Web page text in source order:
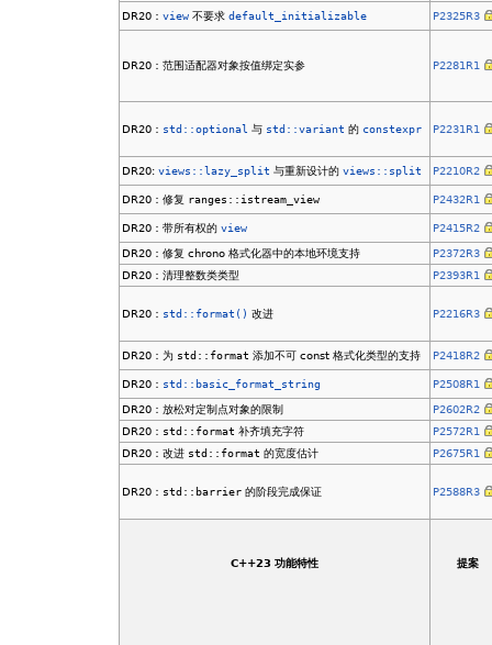
DR20：view 不要求default_initializable P2325R3
DR20：范围适配器对象按值绑定实参 P2281R1
DR20： std::optional 与 std::variant 的 constexpr P2231R1
DR20:views::lazy_split 与重新设计的views::split P2210R2
DR20：修复 ranges::istream_view P2432R1
DR20：带所有权的view
P2415R2
DR20：修复 chrono 格式化器中的本地环境支持
P2372R3
DR20：清理整数类类型
P2393R1
DR20： std::format() 改进 P2216R3
DR20：为 std::format 添加不可 const 格式化类型的支持 P2418R2
DR20： std::basic_format_string
P2508R1
DR20：放松对定制点对象的限制
P2602R2
DR20： std::format 补齐填充字符
P2572R1
DR20：改进 std::format 的宽度估计 P2675R1
DR20： std::barrier 的阶段完成保证 P2588R3
C++23 功能特性 提案